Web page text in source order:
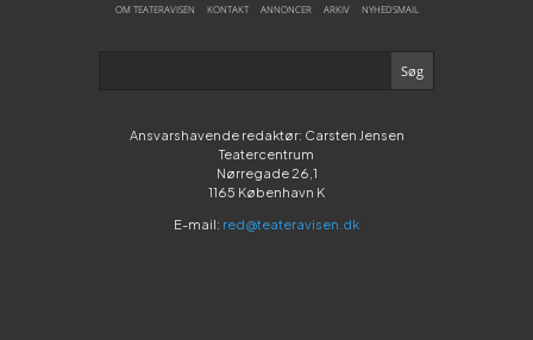
OM TEATERAVISEN KONTAKT ANNONCER ARKIV NYHEDSMAIL
Ansvarshavende redaktør: Carsten Jensen
Teatercentrum
Nørregade 26,1
1165 København K
E-mail: red@teateravisen.dk